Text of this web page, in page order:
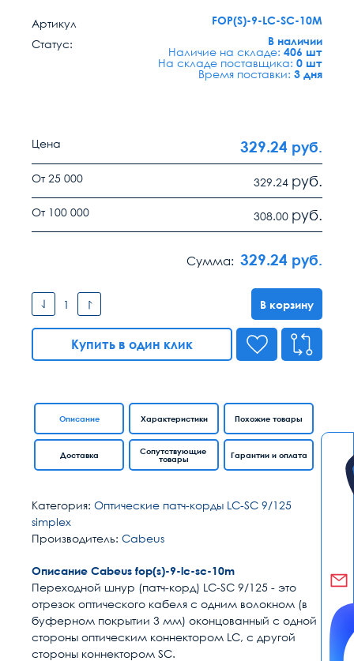
Артикул
FOP(S)-9-LC-SC-10M
Статус:
В наличии
Наличие на складе: 406 шт
На складе поставщика: 0 шт
Время поставки: 3 дня
Цена 329.24 руб.
От 25 000 329.24 руб.
От 100 000 308.00 руб.
Сумма: 329.24 руб.
В корзину
Купить в один клик
Описание Характеристики
Доставка
Похожие товары
Сопутствующие
товары
Гарантии и оплата
Категория: Оптические патч-корды LC-SC 9/125
simplex
Производитель: Cabeus
Описание Cabeus fop(s)-9-lc-sc-10m
Переходной шнур (патч-корд) LC-SC 9/125 - это
отрезок оптического кабеля c одним волокном (в
буферном покрытии 3 мм) оконцованный с одной
стороны оптическим коннектором LC, с другой
стороны коннектором SC.